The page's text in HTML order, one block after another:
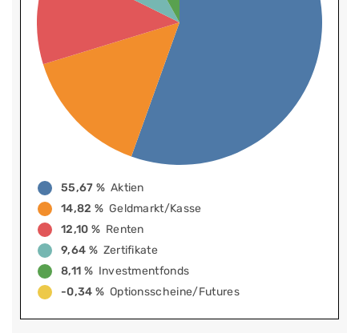
55,67 % Aktien
14,82 % Geldmarkt/Kasse
12,10 % Renten
9,64 % Zertifikate
8,11 % Investmentfonds
-0,34 % Optionsscheine/Futures